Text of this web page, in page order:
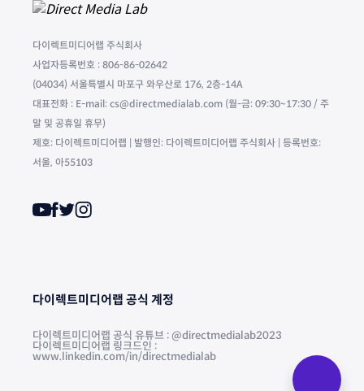
다이렉트미디어랩 주식회사
사업자등록번호 : 806-86-02642
(04034) 서울특별시 마포구 와우산로 176, 2층-14A
대표전화 : E-mail: cs@directmedialab.com (월-금: 09:30~17:30 / 주
말 및 공휴일 휴무)
제호: 다이렉트미디어랩 | 발행인: 다이렉트미디어랩 주식회사 | 등록번호:
서울, 아55103
다이렉트미디어랩 공식 계정
다이렉트미디어랩 공식 유튜브 : @directmedialab2023
다이렉트미디어랩 링크드인 :
www.linkedin.com/in/directmedialab